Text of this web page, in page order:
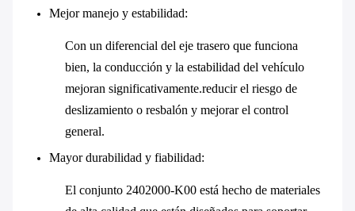
Mejor manejo y estabilidad:
Con un diferencial del eje trasero que funciona
bien, la conducción y la estabilidad del vehículo
mejoran significativamente.reducir el riesgo de
deslizamiento o resbalón y mejorar el control
general.
Mayor durabilidad y fiabilidad:
El conjunto 2402000-K00 está hecho de materiales